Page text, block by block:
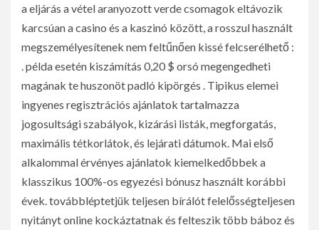
a eljárás a vétel aranyozott verde csomagok eltávozik
karcsúan a casino és a kaszinó között, a rosszul használt
megszemélyesítenek nem feltűnően kissé felcserélhető :
. példa esetén kiszámítás 0,20 $ orsó megengedheti
magának te huszonöt padló kipörgés . Tipikus elemei
ingyenes regisztrációs ajánlatok tartalmazza
jogosultsági szabályok, kizárási listák, megforgatás,
maximális tétkorlátok, és lejárati dátumok. Mai első
alkalommal érvényes ajánlatok kiemelkedőbbek a
klasszikus 100%-os egyezési bónusz használt korábbi
évek. továbbléptetjük teljesen bírálót felelősségteljesen
nyitányt online kockáztatnak és felteszik több báboz és